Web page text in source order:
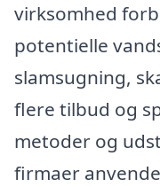
virksomhed
potentielle
slamsugning,
flere tilbud og
metoder og
firmaer